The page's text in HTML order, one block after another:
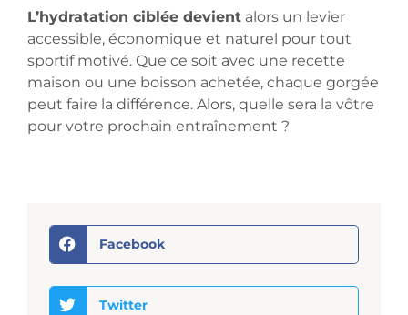
L’hydratation ciblée devient alors un levier
accessible, économique et naturel pour tout
sportif motivé. Que ce soit avec une recette
maison ou une boisson achetée, chaque gorgée
peut faire la différence. Alors, quelle sera la vôtre
pour votre prochain entraînement ?
Facebook
Twitter